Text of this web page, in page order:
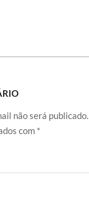
não será publicado.
com *